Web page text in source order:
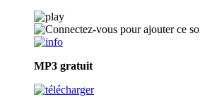
MP3 gratuit